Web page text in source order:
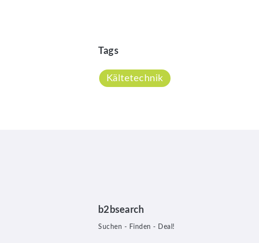
Tags
Kältetechnik
b2bsearch
Suchen - Finden - Deal!